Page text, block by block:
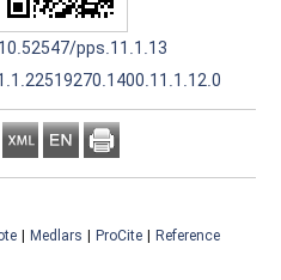
‎ 10.52547/pps.11.1.13
| Medlars | ProCite | Reference